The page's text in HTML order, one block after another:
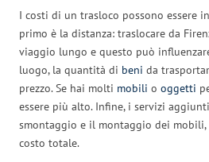
I costi di un trasloco possono essere
primo è la distanza: traslocare da
viaggio lungo e questo può
luogo, la quantità di beni da
prezzo. Se hai molti mobili o oggetti
essere più alto. Infine, i servizi
smontaggio e il montaggio dei mobili,
costo totale.